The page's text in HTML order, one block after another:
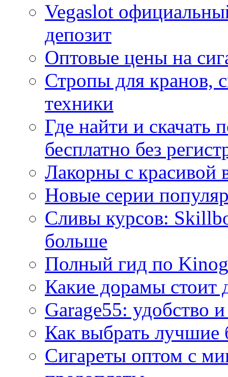
Vegaslot
депозит
Оптовые цены на
Стропы для кранов,
техники
Где найти и
бесплатно без
Лакорны с красивой
Новые серии
Сливы курсов:
больше
Полный гид по
Какие дорамы стоит
Garage55: удобство
Как выбрать
Сигареты оптом с